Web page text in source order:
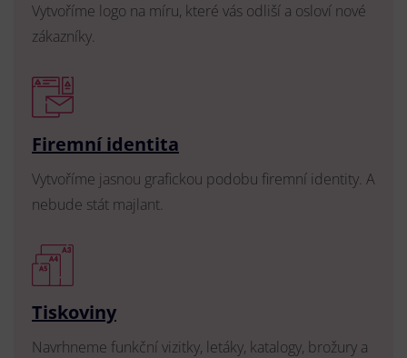
Vytvoříme logo na míru, které vás odliší a osloví nové
zákazníky.
Firemní identita
Vytvoříme jasnou grafickou podobu firemní identity. A
nebude stát majlant.
Tiskoviny
Navrhneme funkční vizitky, letáky, katalogy, brožury a